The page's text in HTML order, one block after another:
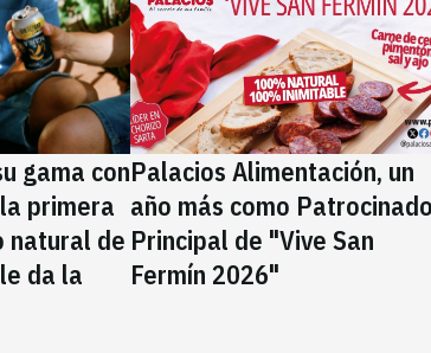
gama con
primera
natural de
da la
Palacios Alimentación, un
año más como
Principal de "Vive San
Fermín 2026"